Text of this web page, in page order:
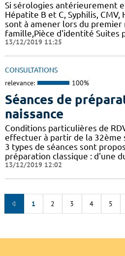
Si sérologies antérieurement
Hépatite B et C, Syphilis, CMV,
sont à amener lors du premier
famille,Pièce d'identité Suites
13/12/2019 11:25
CONSULTATIONS
relevance: 100%
Séances de
naissance
Conditions particulières de
effectuer à partir de la 32ème
3 types de séances sont
préparation classique : d'une
13/12/2019 12:02
1 2 3 4 5